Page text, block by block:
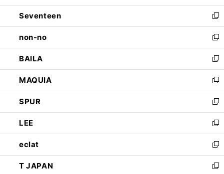
開
く
ウ
で
開
く
ン
ド
ウ
で
開
く
Seventeen
新
し
い
ウ
ィ
ン
ド
ウ
で
開
く
non-no
新
し
い
ウ
ィ
ン
ド
ウ
で
開
く
BAILA
新
し
い
ウ
ィ
ン
ド
ウ
で
開
く
MAQUIA
新
し
い
ウ
ィ
ン
ド
ウ
で
SPUR
新
し
い
ウ
ィ
ン
ド
LEE
新
し
い
ウ
ィ
eclat
新
し
い
T JAPAN
新